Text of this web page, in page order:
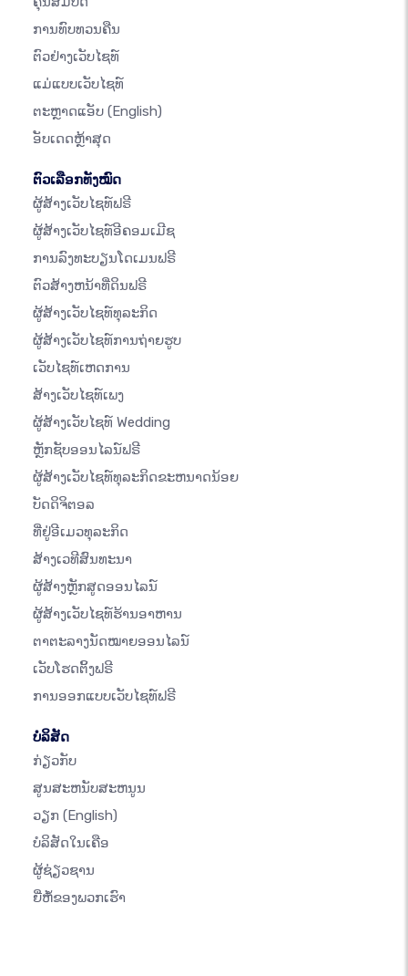
ການທົບທວນຄືນ
ຕົວຢ່າງເວັບໄຊທ໌
ແມ່ແບບເວັບໄຊທ໌
ຕະຫຼາດແອັບ (English)
ອັບເດດຫຼ້າສຸດ
ຕົວເລືອກທັງໝົດ
ຜູ້ສ້າງເວັບໄຊທ໌ຟຣີ
ຜູ້ສ້າງເວັບໄຊທ໌ອີຄອມເມີຊ
ການລົງທະບຽນໂດເມນຟຣີ
ຕົວສ້າງຫນ້າທີ່ດິນຟຣີ
ຜູ້ສ້າງເວັບໄຊທ໌ທຸລະກິດ
ຜູ້ສ້າງເວັບໄຊທ໌ການຖ່າຍຮູບ
ເວັບໄຊທ໌ເຫດການ
ສ້າງເວັບໄຊທ໌ເພງ
ຜູ້ສ້າງເວັບໄຊທ໌ Wedding
ຫຼັກຊັບອອນໄລນ໌ຟຣີ
ຜູ້ສ້າງເວັບໄຊທ໌ທຸລະກິດຂະຫນາດນ້ອຍ
ບັດດິຈິຕອລ
ທີ່ຢູ່ອີເມວທຸລະກິດ
ສ້າງເວທີສົນທະນາ
ຜູ້ສ້າງຫຼັກສູດອອນໄລນ໌
ຜູ້ສ້າງເວັບໄຊທ໌ຮ້ານອາຫານ
ຕາຕະລາງນັດໝາຍອອນໄລນ໌
ເວັບໂຮດຕິ້ງຟຣີ
ການອອກແບບເວັບໄຊທ໌ຟຣີ
ບໍລິສັດ
ກ່ຽວກັບ
ສູນສະຫນັບສະຫນູນ
ວຽກ (English)
ບໍລິສັດໃນເຄືອ
ຜູ້ຊ່ຽວຊານ
ຍີ່ຫໍ້ຂອງພວກເຮົາ